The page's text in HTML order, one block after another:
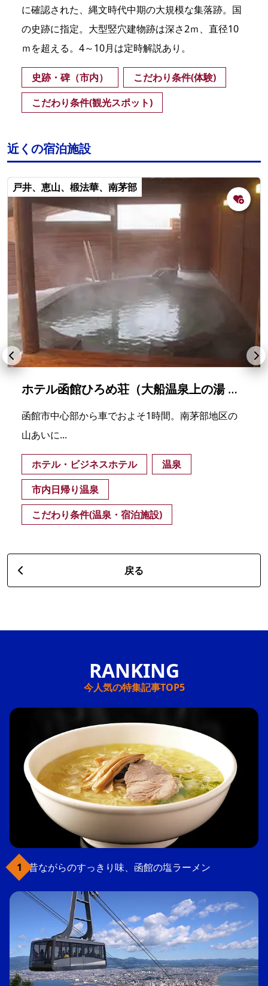
に確認された、縄文時代中期の大規模な集落跡。国
の史跡に指定。大型竪穴建物跡は深さ2ｍ、直径10
ｍを超える。4～10月は定時解説あり。
史跡・碑（市内）
こだわり条件(体験)
こだわり条件(観光スポット)
近くの宿泊施設
戸井、恵山、椴法華、南茅部
ホテル函館ひろめ荘（大船温泉上の湯 南かやべ保養センター）
函館市中心部から車でおよそ1時間。南茅部地区の
山あいに...
ホテル・ビジネスホテル
温泉
市内日帰り温泉
こだわり条件(温泉・宿泊施設)
戻る
今人気の特集記事TOP5
昔ながらのすっきり味、函館の塩ラーメン